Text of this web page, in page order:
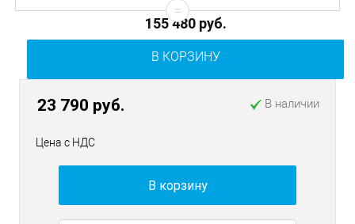
=
155 480 руб.
В КОРЗИНУ
23 790 руб. В наличии
Цена с НДС
В корзину